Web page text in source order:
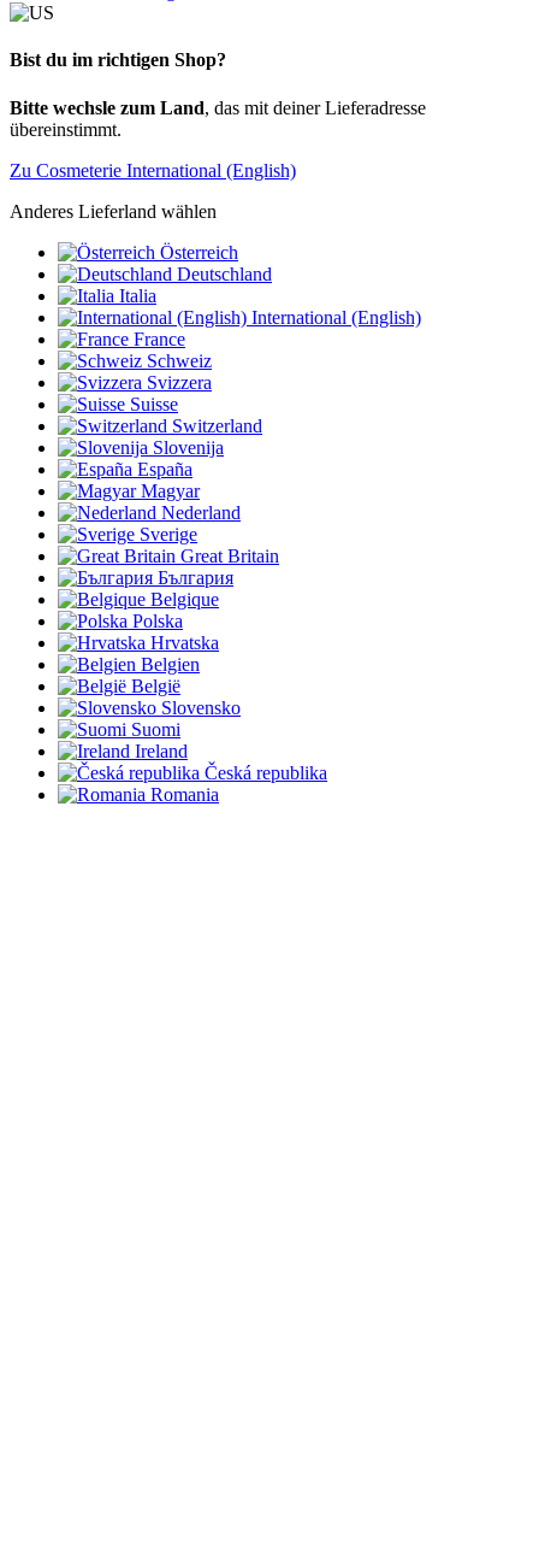
Bist du im richtigen Shop?
Bitte wechsle zum Land, das mit deiner Lieferadresse
übereinstimmt.
Zu Cosmeterie International (English)
Anderes Lieferland wählen
Österreich
Deutschland
Italia
International (English)
France
Schweiz
Svizzera
Suisse
Switzerland
Slovenija
España
Magyar
Nederland
Sverige
Great Britain
България
Belgique
Polska
Hrvatska
Belgien
België
Slovensko
Suomi
Ireland
Česká republika
Romania